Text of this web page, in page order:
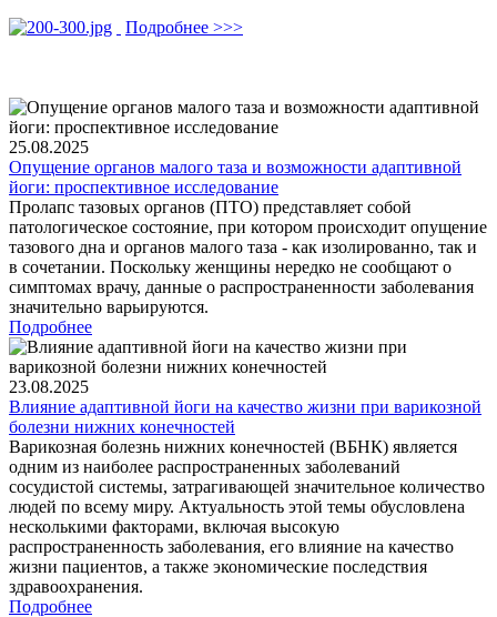
Подробнее >>>
25.08.2025
Опущение органов малого таза и возможности адаптивной
йоги: проспективное исследование
Пролапс тазовых органов (ПТО) представляет собой
патологическое состояние, при котором происходит опущение
тазового дна и органов малого таза - как изолированно, так и
в сочетании. Поскольку женщины нередко не сообщают о
симптомах врачу, данные о распространенности заболевания
значительно варьируются.
Подробнее
23.08.2025
Влияние адаптивной йоги на качество жизни при варикозной
болезни нижних конечностей
Варикозная болезнь нижних конечностей (ВБНК) является
одним из наиболее распространенных заболеваний
сосудистой системы, затрагивающей значительное количество
людей по всему миру. Актуальность этой темы обусловлена
несколькими факторами, включая высокую
распространенность заболевания, его влияние на качество
жизни пациентов, а также экономические последствия
здравоохранения.
Подробнее